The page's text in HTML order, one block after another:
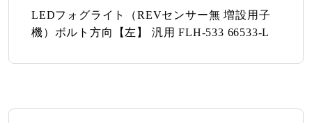
LEDフォグライト（REVセンサー無 増設用子
機）ボルト方向【左】 汎用 FLH-533 66533-L